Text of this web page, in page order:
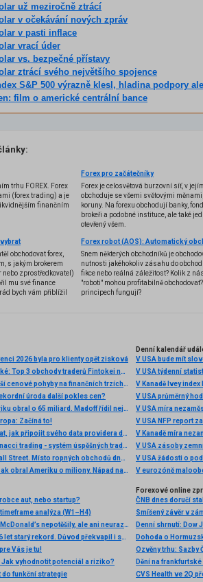
už meziročně ztrácí
v očekávání nových zpráv
v pasti inflace
vrací úder
vs. bezpečné přístavy
ztrácí svého největšího spojence
S&P 500 výrazně klesl, hladina podpory
film o americké centrální bance
trhu FOREX. Forex
(forex trading) a je
finančním
Forex pro začátečníky
Forex je celosvětová burzovní síť, v
obchoduje se všemi světovými
koruny. Na forexu obchodují banky,
brokeři a podobné instituce, ale také
otevřený všem.
obchodovat forex,
s jakým brokerem
nebo zprostředkovatel)
mu své finance
bych vám přiblížil
z nich.
Snem některých obchodníků je
nutnosti jakéhokoliv zásahu do
fikce nebo reálná záležitost? Kolik z
"roboti" mohou profitabilně
principech fungují?
2026 byla pro klienty opět zisková
Léto v plném proudu, trhy také: Top 3 obchody traderů Fintokei na indexech a zlatě
Chamtivost a strach: Největší cenové pohyby na finančních trzích (červenec 2026)
úroda další pokles cen?
Stvořil elitní klub, kde Ameriku obral o 65 miliard. Madoff řídil největší Ponzi dějin
Začíná to!
Historická data, kde je získat, jak připojit svého data providera do MultiCharts a proč je budeme potřebovat? (4. díl)
Jak obchodují profíci: Fibonacci trading - systém úspěšných traderů
Burza v LA chtěla sesadit Wall Street. Místo ropných obchodů dnes místem duní basy
Ošidil hosty v restauraci a pak obral Ameriku o miliony. Nápad na obří podvod dostal Ponzi náhodou
Denní kalendář
V USA bude mít
V USA týdenní
V Kanadě Ivey index
V USA průměrný
V USA míra
V USA NFP report
V Kanadě míra
V USA zásoby
V USA žádosti o
V eurozóně
aut, nebo startup?
analýza (W1–H4)
Akciová analýza: Výsledky McDonald’s nepotěšily, ale ani neurazily. Jakou vizi společnost prezentovala?
Akcie Microsoftu zlomily 26 let starý rekord. Důvod překvapil i samotné investory
Vás je tu!
Jak vyhodnotit potenciál a riziko?
do funkční strategie
Forexové online
ČNB dnes doručí
Smíšený závěr v
Dohoda o